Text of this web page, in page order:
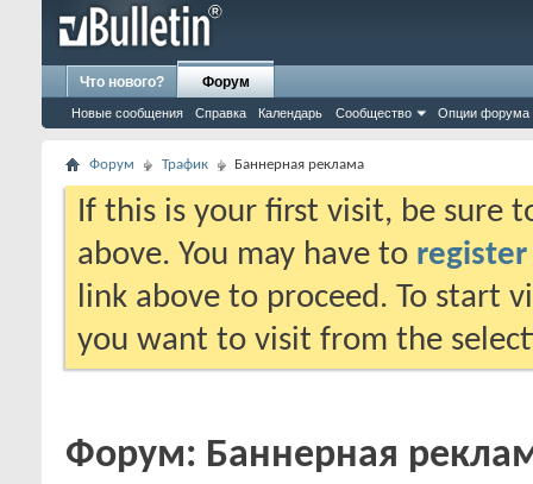
Что нового? Форум
Новые сообщения Справка Календарь Сообщество Опции форума
Форум Трафик Баннерная реклама
If this is your first visit, be sure
above. You may have to register
link above to proceed. To start
you want to visit from the
Форум: Баннерная